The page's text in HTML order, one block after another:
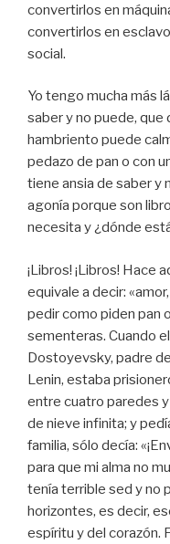
convertirlos en
convertirlos en
social.
Yo tengo mucha más
saber y no puede, que
hambriento puede
pedazo de pan o con
tiene ansia de saber y
agonía porque son
necesita y ¿dónde
¡Libros! ¡Libros! Hace
equivale a decir:
pedir como piden pan
sementeras. Cuando
Dostoyevsky, padre
Lenin, estaba
entre cuatro paredes
de nieve infinita; y
familia, sólo decía:
para que mi alma no
tenía terrible sed y no
horizontes, es decir,
espíritu y del corazón.